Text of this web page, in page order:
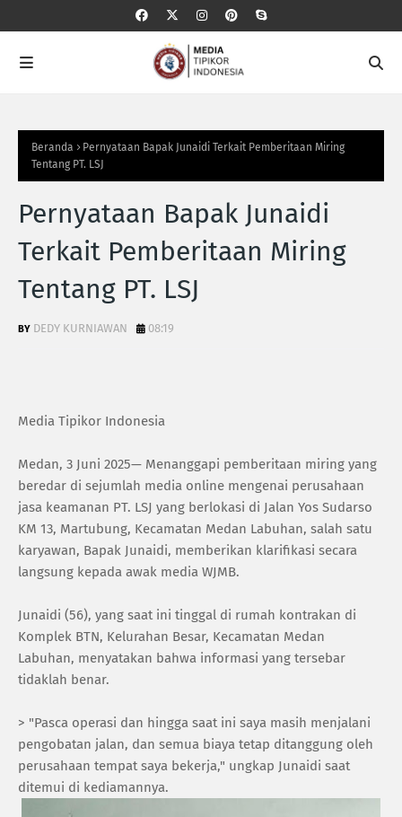
Beranda
Pernyataan Bapak Junaidi Terkait Pemberitaan Miring
Tentang PT. LSJ
Pernyataan Bapak Junaidi
Terkait Pemberitaan Miring
Tentang PT. LSJ
DEDY KURNIAWAN 08:19
Media Tipikor Indonesia
Medan, 3 Juni 2025— Menanggapi pemberitaan miring yang
beredar di sejumlah media online mengenai perusahaan
jasa keamanan PT. LSJ yang berlokasi di Jalan Yos Sudarso
KM 13, Martubung, Kecamatan Medan Labuhan, salah satu
karyawan, Bapak Junaidi, memberikan klarifikasi secara
langsung kepada awak media WJMB.
Junaidi (56), yang saat ini tinggal di rumah kontrakan di
Komplek BTN, Kelurahan Besar, Kecamatan Medan
Labuhan, menyatakan bahwa informasi yang tersebar
tidaklah benar.
> "Pasca operasi dan hingga saat ini saya masih menjalani
pengobatan jalan, dan semua biaya tetap ditanggung oleh
perusahaan tempat saya bekerja," ungkap Junaidi saat
ditemui di kediamannya.